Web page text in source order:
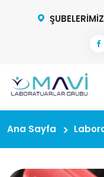
ŞUBELERİMİZ
Ana Sayfa